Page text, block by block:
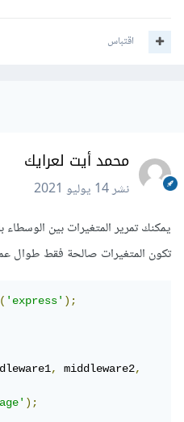
اقتباس
محمد أيت لعرايك
نشر14 يوليو 2021
تكون المتغيرات صالحة فقط طوال
('express');
, middleware2,
);